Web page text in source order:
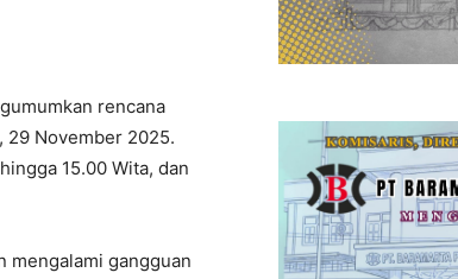
rencana
29 November 2025.
15.00 Wita, dan
mengalami gangguan